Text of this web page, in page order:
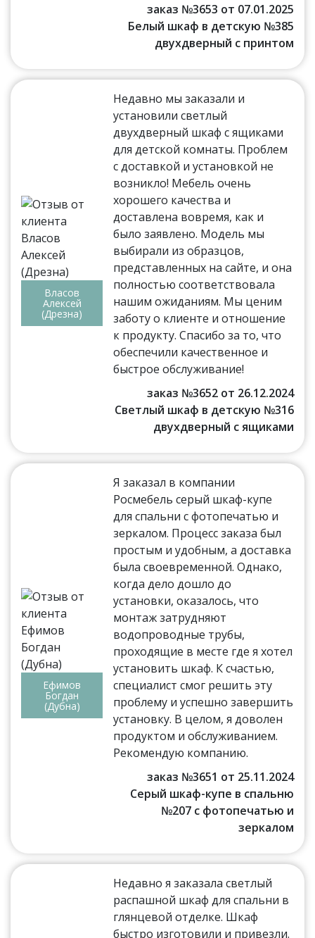
заказ №3653 от 07.01.2025
Белый шкаф в детскую №385
двухдверный с принтом
Власов
Алексей
(Дрезна)
Недавно мы заказали и
установили светлый
двухдверный шкаф с ящиками
для детской комнаты. Проблем
с доставкой и установкой не
возникло! Мебель очень
хорошего качества и
доставлена вовремя, как и
было заявлено. Модель мы
выбирали из образцов,
представленных на сайте, и она
полностью соответствовала
нашим ожиданиям. Мы ценим
заботу о клиенте и отношение
к продукту. Спасибо за то, что
обеспечили качественное и
быстрое обслуживание!
заказ №3652 от 26.12.2024
Светлый шкаф в детскую №316
двухдверный с ящиками
Ефимов
Богдан
(Дубна)
Я заказал в компании
Росмебель серый шкаф-купе
для спальни с фотопечатью и
зеркалом. Процесс заказа был
простым и удобным, а доставка
была своевременной. Однако,
когда дело дошло до
установки, оказалось, что
монтаж затрудняют
водопроводные трубы,
проходящие в месте где я хотел
установить шкаф. К счастью,
специалист смог решить эту
проблему и успешно завершить
установку. В целом, я доволен
продуктом и обслуживанием.
Рекомендую компанию.
заказ №3651 от 25.11.2024
Серый шкаф-купе в спальню
№207 с фотопечатью и
зеркалом
Недавно я заказала светлый
распашной шкаф для спальни в
глянцевой отделке. Шкаф
быстро изготовили и привезли.